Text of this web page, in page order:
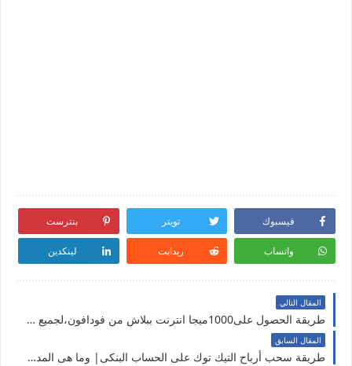
فيسبوك تويتر بنترست
واتساب ريدايت لينكدين
المقال التالي
طريقة الحصول على1000ميجا انترنت ببلاش من فودافون،لجميع الأنظمة،2022
المقال السابق
طريقة سحب أرباح التيك توك على الحساب البنكى| وما هى المدة التى يتم إرسال مكافأة التيك توك فيها إلى حسابك البنكى